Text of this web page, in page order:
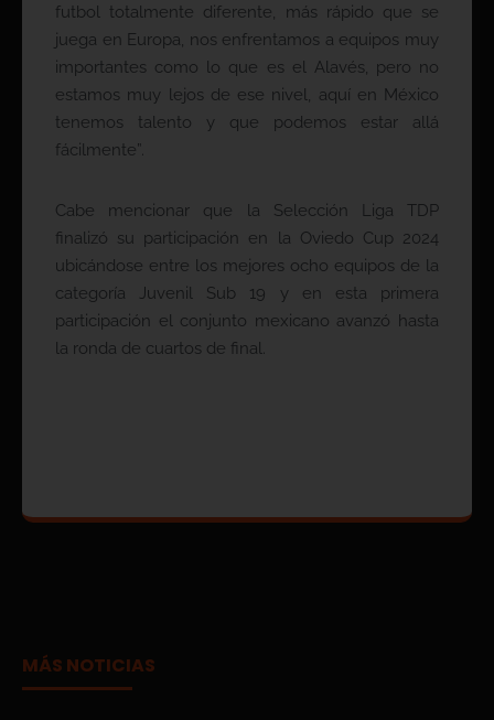
futbol totalmente diferente, más rápido que se
juega en Europa, nos enfrentamos a equipos muy
importantes como lo que es el Alavés, pero no
estamos muy lejos de ese nivel, aquí en México
tenemos talento y que podemos estar allá
fácilmente”.
Cabe mencionar que la Selección Liga TDP
finalizó su participación en la Oviedo Cup 2024
ubicándose entre los mejores ocho equipos de la
categoría Juvenil Sub 19 y en esta primera
participación el conjunto mexicano avanzó hasta
la ronda de cuartos de final.
MÁS NOTICIAS